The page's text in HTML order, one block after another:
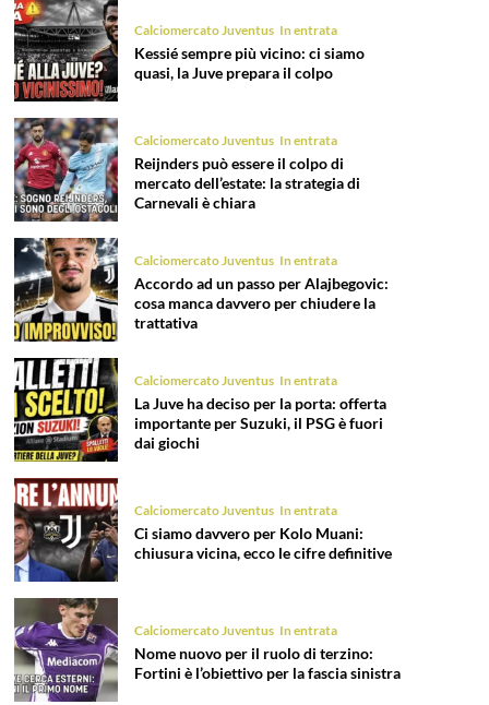
Calciomercato Juventus In entrata
Kessié sempre più vicino: ci siamo
quasi, la Juve prepara il colpo
Calciomercato Juventus In entrata
Reijnders può essere il colpo di
mercato dell’estate: la strategia di
Carnevali è chiara
Calciomercato Juventus In entrata
Accordo ad un passo per Alajbegovic:
cosa manca davvero per chiudere la
trattativa
Calciomercato Juventus In entrata
La Juve ha deciso per la porta: offerta
importante per Suzuki, il PSG è fuori
dai giochi
Calciomercato Juventus In entrata
Ci siamo davvero per Kolo Muani:
chiusura vicina, ecco le cifre definitive
Calciomercato Juventus In entrata
Nome nuovo per il ruolo di terzino:
Fortini è l’obiettivo per la fascia sinistra